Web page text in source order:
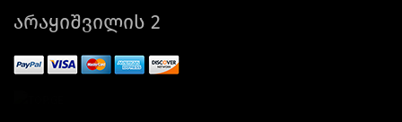
არაყიშვილის 2